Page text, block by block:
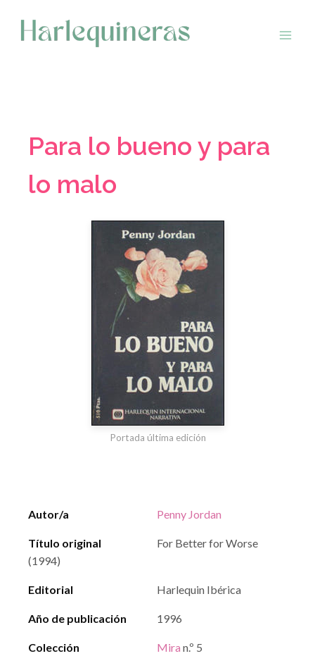
contenido
Para lo bueno y para
lo malo
Autor/a Penny Jordan
Título original
For Better for Worse
(1994)
Editorial Harlequin Ibérica
Año de publicación 1996
Colección Mira n.º 5
Portada última edición